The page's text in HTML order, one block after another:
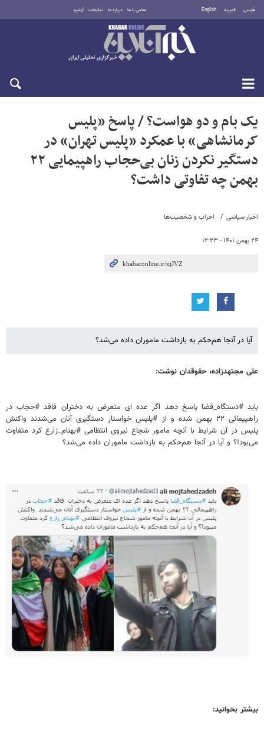
فارسی العربية English تماس با ما درباره ما تبلیغات آرشیو
جمعه ۱۶ مرداد ۱۴۰۵
اخبار سیاسی احزاب و شخصیت‌ها
۲۴ بهمن ۱۴۰۱ - ۱۲:۲۳
یک بام و دو هواست؟ / پاسخ «پلیس
کرمانشاهی» با عمکرد «پلیس تهران» در
دستگیر نکردن زنان بی‌حجاب راهپیمایی ۲۲
بهمن چه تفاوتی داشت؟
آیا در آنجا هم‌حکم به بازداشت ماموران داده می‌شد؟
علی مجتهدزاده، حقوقدان نوشت:
باید #دستگاه_قضا پاسخ دهد اگر عده ای متعرض به دختران فاقد #حجاب در
راهپیمائی ۲۲ بهمن شده و از #پلیس خواستار دستگیری آنان می‌شدند واکنش
پلیس در آن شرایط با آنچه مامور شجاع نیروی انتظامی #بهنام_زارع کرد متفاوت
می‌بود!؟ و آیا در آنجا هم‌حکم به بازداشت ماموران داده می‌شد؟
بیشتر بخوانید: